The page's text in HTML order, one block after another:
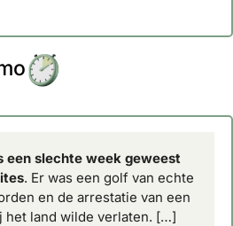
een slechte week geweest
. Er was een golf van echte
en de arrestatie van een
het land wilde verlaten. […]